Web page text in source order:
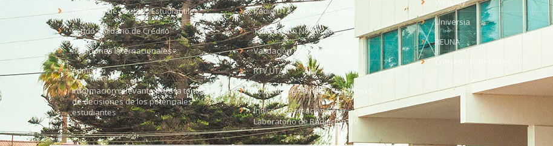
Dirección de Asuntos Estudiantiles
Fondo Solidario de Crédito
Relaciones Internacionales
Admisión
Información relevante para la toma
de decisiones de los potenciales
estudiantes
Radio UTA - 95.9 FM en Arica
Trabaja con Nosotros
Validación de Documentos
RTV UTA
Solicitud de Planes y Programas
Índice de Radiación Solar -
Laboratorio de Radiación UV
Universia
REUNA